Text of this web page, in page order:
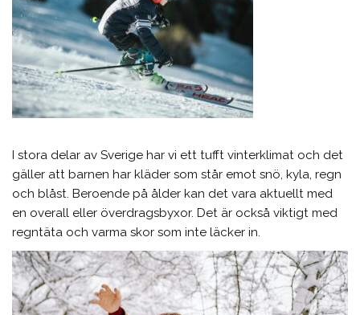
I stora delar av Sverige har vi ett tufft vinterklimat och det
gäller att barnen har kläder som står emot snö, kyla, regn
och blåst. Beroende på ålder kan det vara aktuellt med
en overall eller överdragsbyxor. Det är också viktigt med
regntäta och varma skor som inte läcker in.